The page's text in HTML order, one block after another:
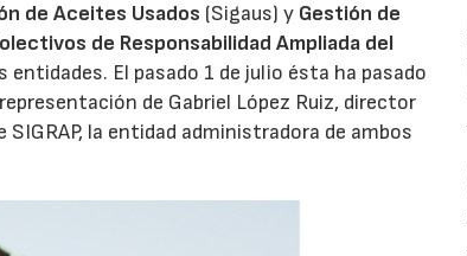
de Aceites Usados (Sigaus) y Gestión de
de Responsabilidad Ampliada del
El pasado 1 de julio ésta ha pasado
de Gabriel López Ruiz, director
la entidad administradora de ambos